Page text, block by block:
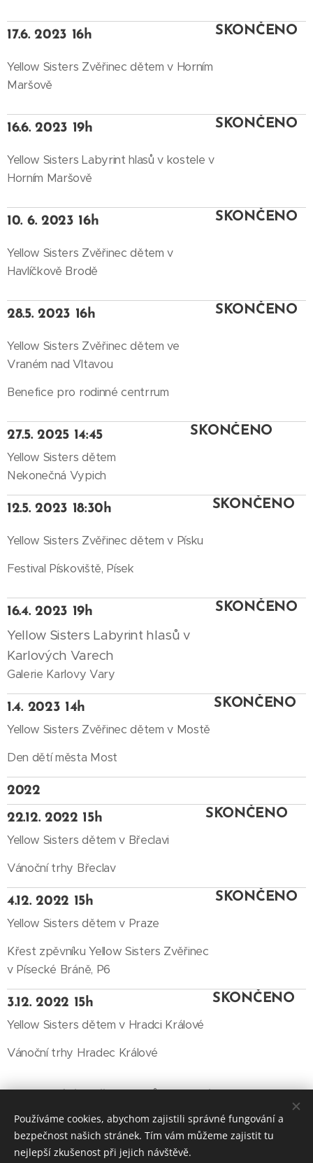
17.6. 2023 16h
Yellow Sisters Zvěřinec dětem v Horním
Maršově
SKONČENO
16.6. 2023 19h
Yellow Sisters Labyrint hlasů v kostele v
Horním Maršově
SKONČENO
10. 6. 2023 16h
Yellow Sisters Zvěřinec dětem v
Havlíčkově Brodě
SKONČENO
28.5. 2023 16h
Yellow Sisters Zvěřinec dětem ve
Vraném nad Vltavou
Benefice pro rodinné centrrum
SKONČENO
27.5. 2025 14:45
Yellow Sisters dětem
Nekonečná Vypich
SKONČENO
12.5. 2023 18:30h
Yellow Sisters Zvěřinec dětem v Písku
Festival Pískoviště, Písek
SKONČENO
16.4. 2023 19h
Yellow Sisters Labyrint hlasů v
Karlových Varech
Galerie Karlovy Vary
SKONČENO
1.4. 2023 14h
Yellow Sisters Zvěřinec dětem v Mostě
Den dětí města Most
SKONČENO
2022
22.12. 2022 15h
Yellow Sisters dětem v Břeclavi
Vánoční trhy Břeclav
SKONČENO
4.12. 2022 15h
Yellow Sisters dětem v Praze
Křest zpěvníku Yellow Sisters Zvěřinec
v Písecké Bráně, P6
SKONČENO
3.12. 2022 15h
Yellow Sisters dětem v Hradci Králové
Vánoční trhy Hradec Králové
SKONČENO
Kompletní historii koncertů Yellow Sisters od roku
2005 najdete na www.yellowsisters.com
Používáme cookies, abychom zajistili správné fungování a
bezpečnost našich stránek. Tím vám můžeme zajistit tu
nejlepší zkušenost při jejich návštěvě.